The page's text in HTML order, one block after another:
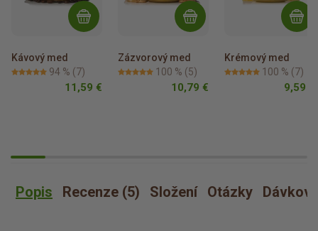
Kávový med
94 % (7)
11,59 €
Zázvorový med
100 % (5)
10,79 €
Krémový med
100 % (7)
9,59 €
Popis Recenze (5) Složení Otázky